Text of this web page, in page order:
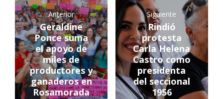
Anterior
Geraldine
Ponce suma
el apoyo de
miles de
productores y
ganaderos en
Rosamorada
Siguiente
Rindió
protesta
Carla Helena
Castro como
presidenta
del seccional
1956